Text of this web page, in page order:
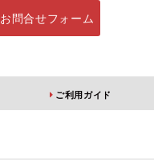
お問合せフォーム
ご利用ガイド